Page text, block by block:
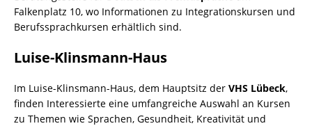
Falkenplatz 10, wo Informationen zu Integrationskursen und
Berufssprachkursen erhältlich sind.
Luise-Klinsmann-Haus
Im Luise-Klinsmann-Haus, dem Hauptsitz der VHS Lübeck,
finden Interessierte eine umfangreiche Auswahl an Kursen
zu Themen wie Sprachen, Gesundheit, Kreativität und